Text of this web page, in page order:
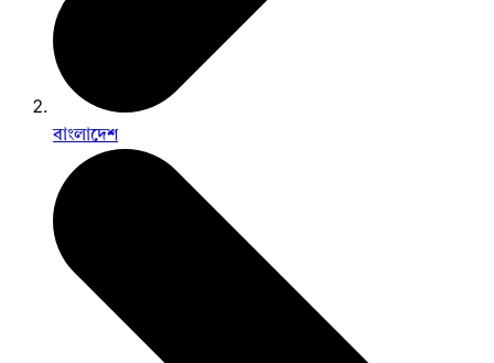
বাংলাদেশ